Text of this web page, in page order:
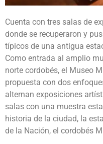
Cuenta con tres salas de
donde se recuperaron y
típicos de una antigua
Como entrada al amplio
norte cordobés, el Museo
propuesta con dos
alternan exposiciones
salas con una muestra
historia de la ciudad, la
de la Nación, el cordobés